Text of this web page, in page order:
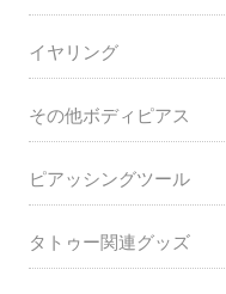
イヤリング
その他ボディピアス
ピアッシングツール
タトゥー関連グッズ